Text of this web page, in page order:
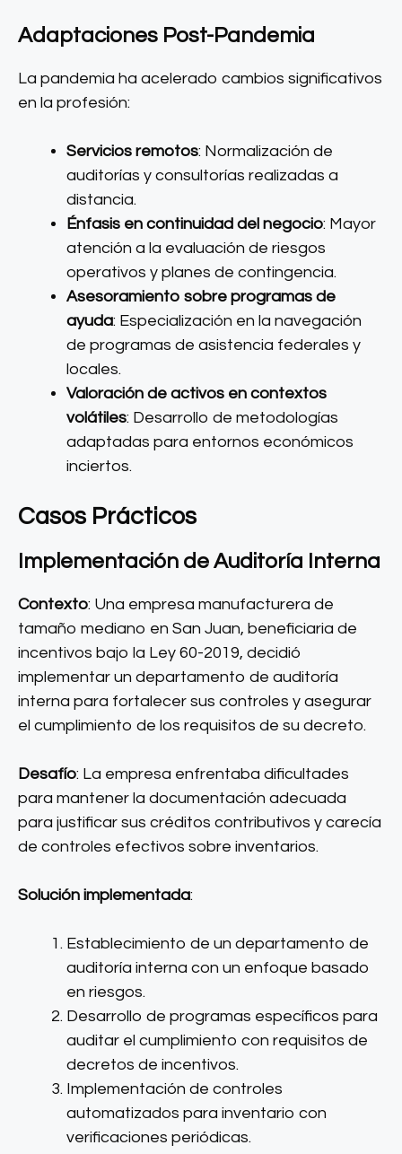
Adaptaciones Post-Pandemia
La pandemia ha acelerado cambios significativos
en la profesión:
Servicios remotos: Normalización de
auditorías y consultorías realizadas a
distancia.
Énfasis en continuidad del negocio: Mayor
atención a la evaluación de riesgos
operativos y planes de contingencia.
Asesoramiento sobre programas de
ayuda: Especialización en la navegación
de programas de asistencia federales y
locales.
Valoración de activos en contextos
volátiles: Desarrollo de metodologías
adaptadas para entornos económicos
inciertos.
Casos Prácticos
Implementación de Auditoría Interna
Contexto: Una empresa manufacturera de
tamaño mediano en San Juan, beneficiaria de
incentivos bajo la Ley 60-2019, decidió
implementar un departamento de auditoría
interna para fortalecer sus controles y asegurar
el cumplimiento de los requisitos de su decreto.
Desafío: La empresa enfrentaba dificultades
para mantener la documentación adecuada
para justificar sus créditos contributivos y carecía
de controles efectivos sobre inventarios.
Solución implementada:
Establecimiento de un departamento de
auditoría interna con un enfoque basado
en riesgos.
Desarrollo de programas específicos para
auditar el cumplimiento con requisitos de
decretos de incentivos.
Implementación de controles
automatizados para inventario con
verificaciones periódicas.